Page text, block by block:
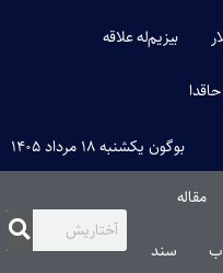
بیزیم‌له علاقه
بوگون یکشنبه ۱۸ مرداد ۱۴۰۵
مقاله‌
سند